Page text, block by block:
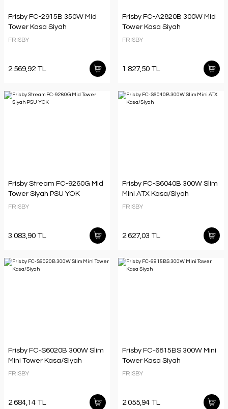
Frisby FC-2915B 350W Mid
Tower Kasa Siyah
FRISBY
2.569,92 TL
Frisby FC-A2820B 300W Mid
Tower Kasa Siyah
FRISBY
1.827,50 TL
Frisby Stream FC-9260G Mid
Tower Siyah PSU YOK
FRISBY
3.083,90 TL
Frisby FC-S6040B 300W Slim
Mini ATX Kasa/Siyah
FRISBY
2.627,03 TL
Frisby FC-S6020B 300W Slim
Mini Tower Kasa/Siyah
FRISBY
2.684,14 TL
Frisby FC-6815BS 300W Mini
Tower Kasa Siyah
FRISBY
2.055,94 TL